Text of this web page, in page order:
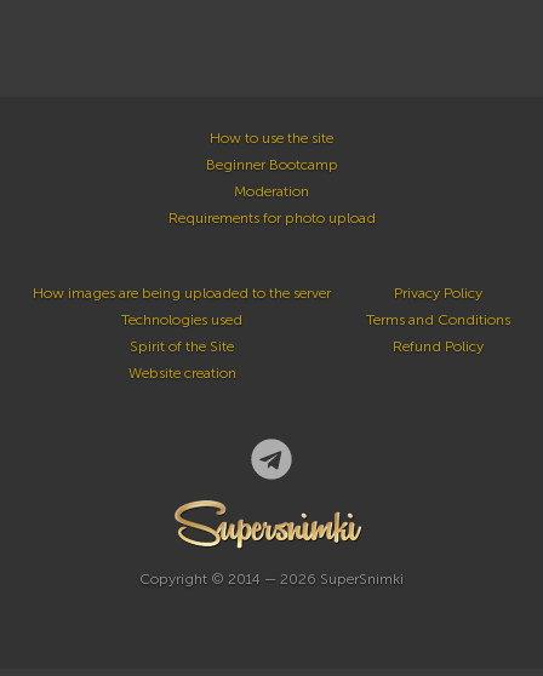
How to use the site
Beginner Bootcamp
Moderation
Requirements for photo upload
How images are being uploaded to the server
Technologies used
Spirit of the Site
Website creation
Privacy Policy
Terms and Conditions
Refund Policy
Copyright © 2014 — 2026 SuperSnimki